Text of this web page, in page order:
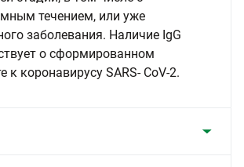
течением, или уже
заболевания. Наличие IgG
о сформированном
к коронавирусу SARS- CoV-2.